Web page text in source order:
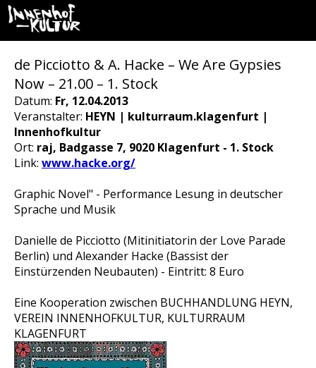
de Picciotto & A. Hacke – We Are Gypsies
Now – 21.00 – 1. Stock
Datum: Fr, 12.04.2013
Veranstalter: HEYN | kulturraum.klagenfurt |
Innenhofkultur
Ort: raj, Badgasse 7, 9020 Klagenfurt - 1. Stock
Link: www.hacke.org/
Graphic Novel" - Performance Lesung in deutscher
Sprache und Musik
Danielle de Picciotto (Mitinitiatorin der Love Parade
Berlin) und Alexander Hacke (Bassist der
Einstürzenden Neubauten) - Eintritt: 8 Euro
Eine Kooperation zwischen BUCHHANDLUNG HEYN,
VEREIN INNENHOFKULTUR, KULTURRAUM
KLAGENFURT